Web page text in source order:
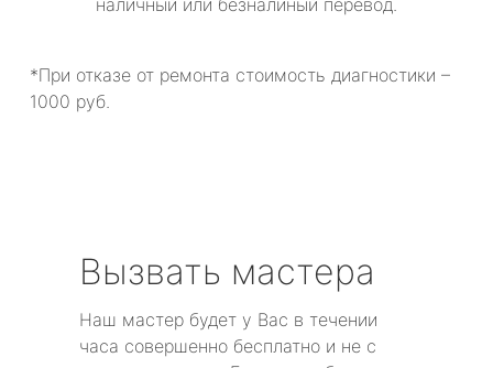
наличный или безналиный перевод.
*При отказе от ремонта стоимость диагностики –
1000 руб.
Вызвать мастера
Наш мастер будет у Вас в течении
часа совершенно бесплатно и не с